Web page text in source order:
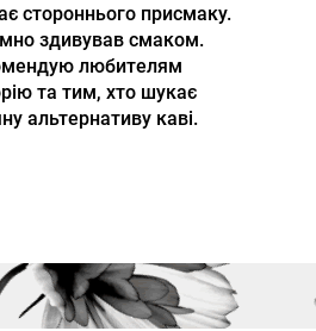
стороннього присмаку.
здивував смаком.
любителям
та тим, хто шукає
альтернативу каві.